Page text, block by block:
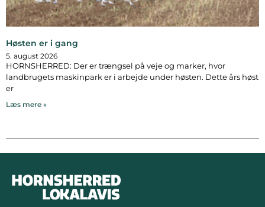
Høsten er i gang
5. august 2026
HORNSHERRED: Der er trængsel på veje og marker, hvor
landbrugets maskinpark er i arbejde under høsten. Dette års høst
er
Læs mere »